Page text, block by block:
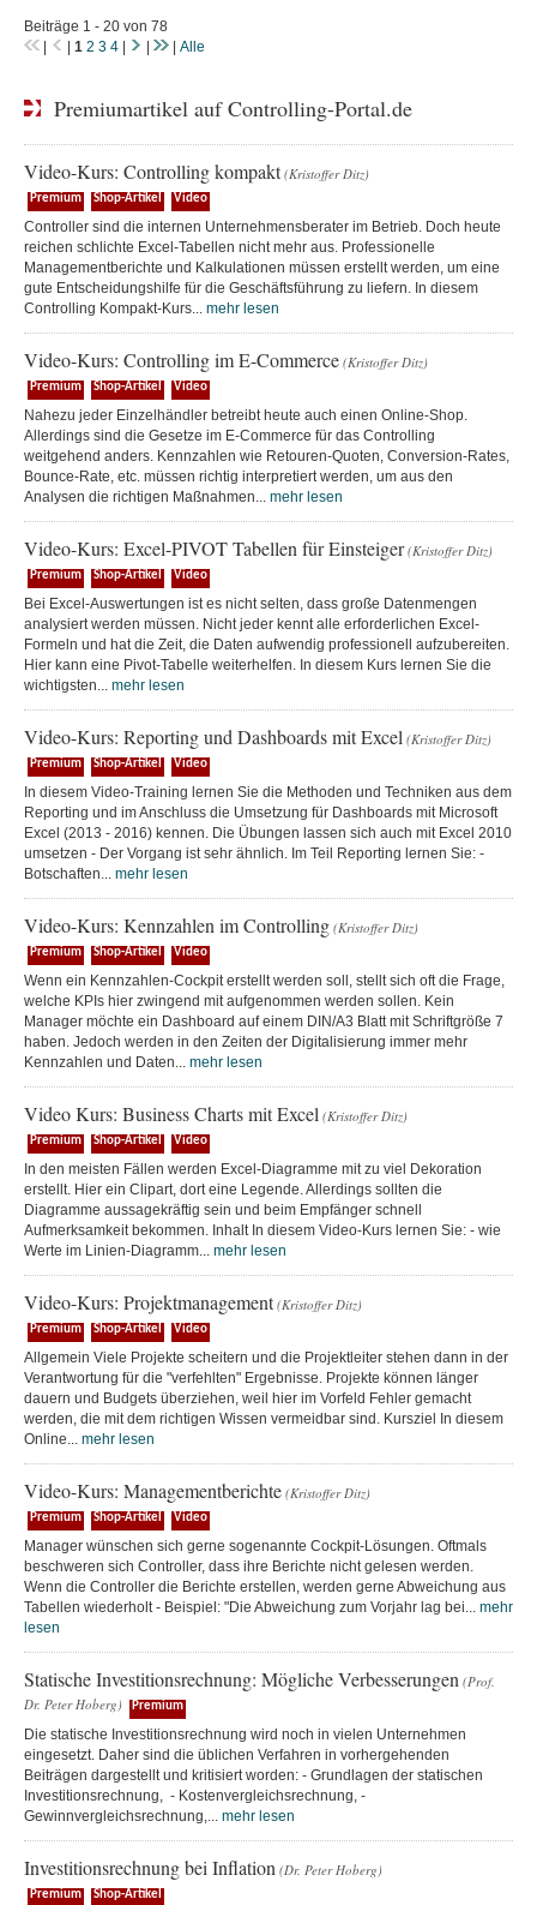
Beiträge 1 - 20 von 78
1 2 3 4 Alle
Premiumartikel auf Controlling-Portal.de
Video-Kurs: Controlling kompakt (Kristoffer Ditz)
Premium Shop-Artikel Video
Controller sind die internen Unternehmensberater im Betrieb. Doch heute
reichen schlichte Excel-Tabellen nicht mehr aus. Professionelle
Managementberichte und Kalkulationen müssen erstellt werden, um eine
gute Entscheidungshilfe für die Geschäftsführung zu liefern. In diesem
Controlling Kompakt-Kurs... mehr lesen
Video-Kurs: Controlling im E-Commerce (Kristoffer Ditz)
Premium Shop-Artikel Video
Nahezu jeder Einzelhändler betreibt heute auch einen Online-Shop.
Allerdings sind die Gesetze im E-Commerce für das Controlling
weitgehend anders. Kennzahlen wie Retouren-Quoten, Conversion-Rates,
Bounce-Rate, etc. müssen richtig interpretiert werden, um aus den
Analysen die richtigen Maßnahmen... mehr lesen
Video-Kurs: Excel-PIVOT Tabellen für Einsteiger (Kristoffer Ditz)
Premium Shop-Artikel Video
Bei Excel-Auswertungen ist es nicht selten, dass große Datenmengen
analysiert werden müssen. Nicht jeder kennt alle erforderlichen Excel-
Formeln und hat die Zeit, die Daten aufwendig professionell aufzubereiten.
Hier kann eine Pivot-Tabelle weiterhelfen. In diesem Kurs lernen Sie die
wichtigsten... mehr lesen
Video-Kurs: Reporting und Dashboards mit Excel (Kristoffer Ditz)
Premium Shop-Artikel Video
In diesem Video-Training lernen Sie die Methoden und Techniken aus dem
Reporting und im Anschluss die Umsetzung für Dashboards mit Microsoft
Excel (2013 - 2016) kennen. Die Übungen lassen sich auch mit Excel 2010
umsetzen - Der Vorgang ist sehr ähnlich. Im Teil Reporting lernen Sie: -
Botschaften... mehr lesen
Video-Kurs: Kennzahlen im Controlling (Kristoffer Ditz)
Premium Shop-Artikel Video
Wenn ein Kennzahlen-Cockpit erstellt werden soll, stellt sich oft die Frage,
welche KPIs hier zwingend mit aufgenommen werden sollen. Kein
Manager möchte ein Dashboard auf einem DIN/A3 Blatt mit Schriftgröße 7
haben. Jedoch werden in den Zeiten der Digitalisierung immer mehr
Kennzahlen und Daten... mehr lesen
Video Kurs: Business Charts mit Excel (Kristoffer Ditz)
Premium Shop-Artikel Video
In den meisten Fällen werden Excel-Diagramme mit zu viel Dekoration
erstellt. Hier ein Clipart, dort eine Legende. Allerdings sollten die
Diagramme aussagekräftig sein und beim Empfänger schnell
Aufmerksamkeit bekommen. Inhalt In diesem Video-Kurs lernen Sie: - wie
Werte im Linien-Diagramm... mehr lesen
Video-Kurs: Projektmanagement (Kristoffer Ditz)
Premium Shop-Artikel Video
Allgemein Viele Projekte scheitern und die Projektleiter stehen dann in der
Verantwortung für die "verfehlten" Ergebnisse. Projekte können länger
dauern und Budgets überziehen, weil hier im Vorfeld Fehler gemacht
werden, die mit dem richtigen Wissen vermeidbar sind. Kursziel In diesem
Online... mehr lesen
Video-Kurs: Managementberichte (Kristoffer Ditz)
Premium Shop-Artikel Video
Manager wünschen sich gerne sogenannte Cockpit-Lösungen. Oftmals
beschweren sich Controller, dass ihre Berichte nicht gelesen werden.
Wenn die Controller die Berichte erstellen, werden gerne Abweichung aus
Tabellen wiederholt - Beispiel: "Die Abweichung zum Vorjahr lag bei... mehr
lesen
Statische Investitionsrechnung: Mögliche Verbesserungen (Prof.
Dr. Peter Hoberg)
Premium
Die statische Investitionsrechnung wird noch in vielen Unternehmen
eingesetzt. Daher sind die üblichen Verfahren in vorhergehenden
Beiträgen dargestellt und kritisiert worden: - Grundlagen der statischen
Investitionsrechnung, - Kostenvergleichsrechnung, -
Gewinnvergleichsrechnung,... mehr lesen
Investitionsrechnung bei Inflation (Dr. Peter Hoberg)
Premium Shop-Artikel